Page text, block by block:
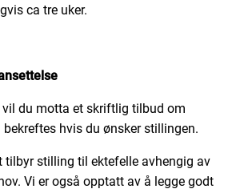
ca tre uker.
du motta et skriftlig tilbud om
hvis du ønsker stillingen.
tilbyr stilling til ektefelle avhengig av
Vi er også opptatt av å legge godt